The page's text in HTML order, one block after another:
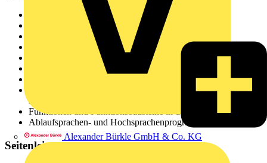
Alexander Bürkle GmbH & Co. KG
Programmstruktur/ Programmgliederung
Fortgeschrittene Variablendeklaration
Analogwertverarbeitung
Einsatz und Nutzung von Datentypen
Einsatz und Nutzung von Bibliotheksbausteinen
Parametrierbare Funktionen und Funktionsbausteine
Arithmetische und Umwandlungsfunktionen, mathematische
Funktionen
Funktionen und Funktionsbausteine in der Wortverarbeitung
Ablaufsprachen- und Hochsprachenprogrammierung
Seitenleiste